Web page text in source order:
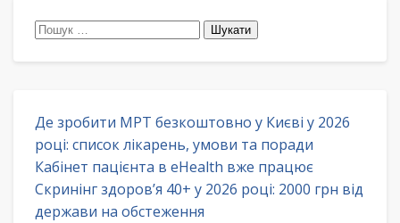
Пошук:
Де зробити МРТ безкоштовно у Києві у 2026
році: список лікарень, умови та поради
Кабінет пацієнта в eHealth вже працює
Скринінг здоров’я 40+ у 2026 році: 2000 грн від
держави на обстеження